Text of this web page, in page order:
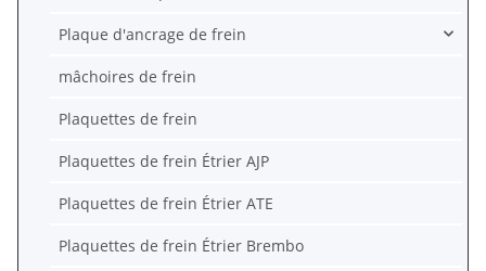
Plaque d'ancrage de frein
mâchoires de frein
Plaquettes de frein
Plaquettes de frein Étrier AJP
Plaquettes de frein Étrier ATE
Plaquettes de frein Étrier Brembo